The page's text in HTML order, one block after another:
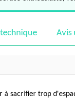
Avis
à sacrifier trop